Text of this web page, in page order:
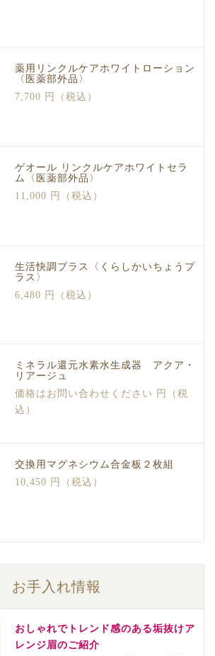
薬用リンクルケアホワイトローション
〈医薬部外品〉
7,700 円（税込）
ゲオール リンクルケアホワイトセラ
ム〈医薬部外品〉
11,000 円（税込）
生活快調プラス〈くらしかいちょうプ
ラス〉
6,480 円（税込）
ミネラル還元水素水生成器 アクア・
リアージュ
価格はお問い合わせください 円（税
込）
交換用マグネシウム合金板２枚組
10,450 円（税込）
お手入れ情報
おしゃれでトレンド感のある垢抜けア
レンジ眉のご紹介